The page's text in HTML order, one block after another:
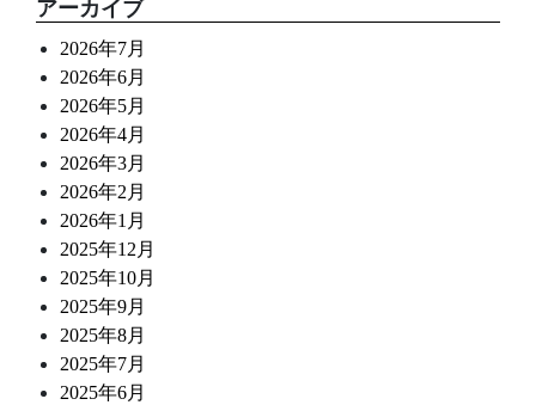
アーカイブ
2026年7月
2026年6月
2026年5月
2026年4月
2026年3月
2026年2月
2026年1月
2025年12月
2025年10月
2025年9月
2025年8月
2025年7月
2025年6月